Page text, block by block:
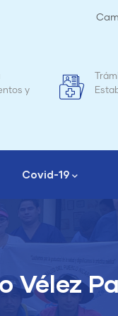
de
Salud
Covid-19
Vélez